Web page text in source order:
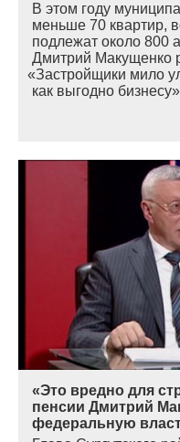
В этом году
меньше 70 квартир,
подлежат около 800
Дмитрий Макущенко
«Застройщики мило
как выгодно
«Это вредно для
пенсии Дмитрий
федеральную